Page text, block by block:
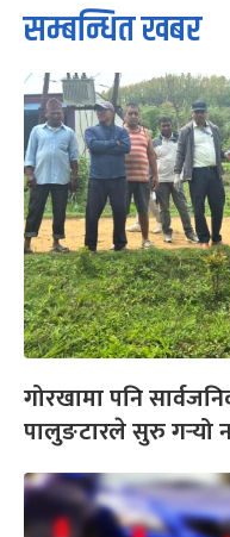
सम्बन्धित खबर
गोरखामा पनि
पालुङटारले सुरु गर्‍यो